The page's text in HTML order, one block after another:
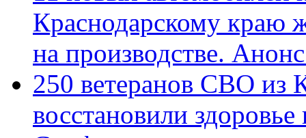
Краснодарскому краю
на производстве.
250 ветеранов СВО из
восстановили